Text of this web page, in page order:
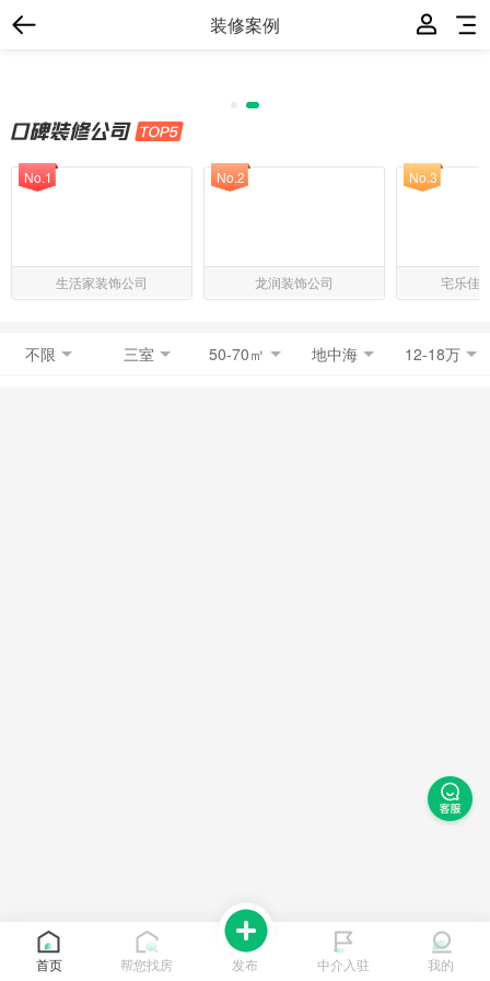
装修案例
生活家装饰公司
No.1
龙润装饰公司
No.2
宅乐佳
No.3
不限 三室 50-70㎡ 地中海 12-18万
首页 帮您找房 发布 中介入驻 我的